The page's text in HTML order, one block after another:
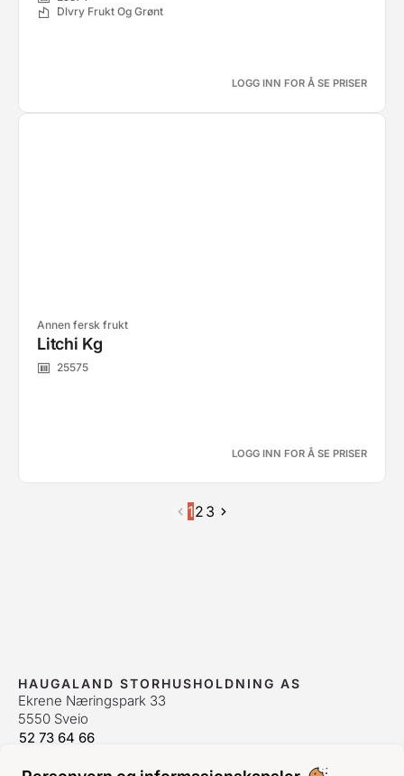
Dlvry Frukt Og Grønt
LOGG INN FOR Å SE PRISER
Annen fersk frukt
Litchi Kg
25575
LOGG INN FOR Å SE PRISER
12 3
HAUGALAND STORHUSHOLDNING AS
Ekrene Næringspark 33
5550 Sveio
52 73 64 66